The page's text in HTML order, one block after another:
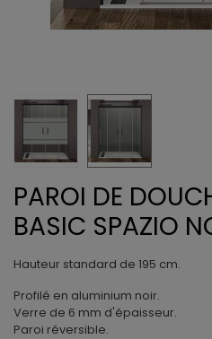
PAROI DE
BASIC SPAZIO
Hauteur standard de 195 cm.
Profilé en aluminium noir.
Verre de 6 mm d'épaisseur.
Paroi réversible.